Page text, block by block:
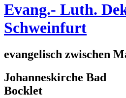
Evang.- Luth.
Schweinfurt
evangelisch zwischen
Johanneskirche Bad
Bocklet